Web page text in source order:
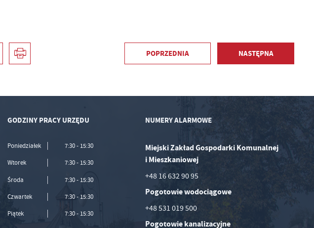
POPRZEDNIA NASTĘPNA
GODZINY PRACY URZĘDU
Poniedziałek 7:30 - 15:30
Wtorek 7:30 - 15:30
Środa 7:30 - 15:30
Czwartek 7:30 - 15:30
Piątek 7:30 - 15:30
NUMERY ALARMOWE
Miejski Zakład Gospodarki Komunalnej
i Mieszkaniowej
+48 16 632 90 95
Pogotowie wodociągowe
+48 531 019 500
Pogotowie kanalizacyjne